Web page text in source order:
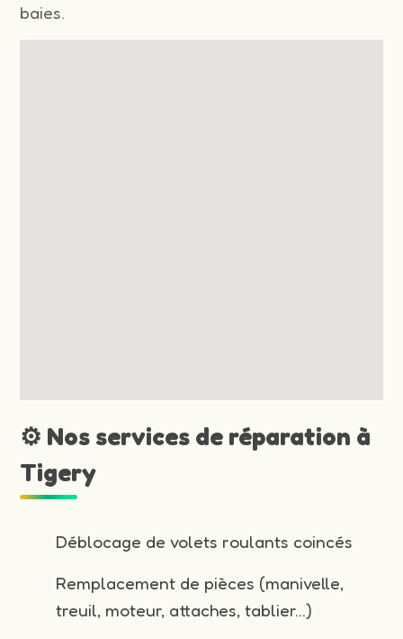
baies.
⚙️ Nos services de réparation à
Tigery
Déblocage de volets roulants coincés
Remplacement de pièces (manivelle,
treuil, moteur, attaches, tablier…)